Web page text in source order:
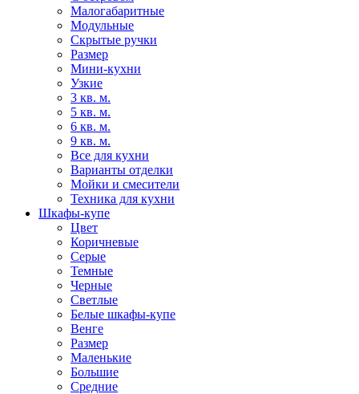
Малогабаритные
Модульные
Скрытые ручки
Размер
Мини-кухни
Узкие
3 кв. м.
5 кв. м.
6 кв. м.
9 кв. м.
Все для кухни
Варианты отделки
Мойки и смесители
Техника для кухни
Шкафы-купе
Цвет
Коричневые
Серые
Темные
Черные
Светлые
Белые шкафы-купе
Венге
Размер
Маленькие
Большие
Средние